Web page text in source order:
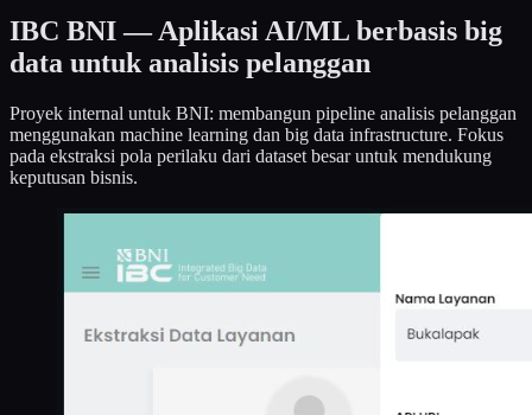
IBC BNI — Aplikasi AI/ML berbasis big
data untuk analisis pelanggan
Proyek internal untuk BNI: membangun pipeline analisis pelanggan
menggunakan machine learning dan big data infrastructure. Fokus
pada ekstraksi pola perilaku dari dataset besar untuk mendukung
keputusan bisnis.